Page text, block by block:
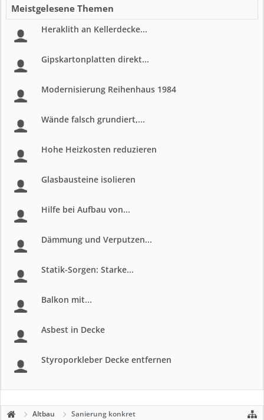
Meistgelesene Themen
Heraklith an Kellerdecke...
Gipskartonplatten direkt...
Modernisierung Reihenhaus 1984
Wände falsch grundiert,...
Hohe Heizkosten reduzieren
Glasbausteine isolieren
Hilfe bei Aufbau von...
Dämmung und Verputzen...
Statik-Sorgen: Starke...
Balkon mit...
Asbest in Decke
Styroporkleber Decke entfernen
Altbau Sanierung konkret